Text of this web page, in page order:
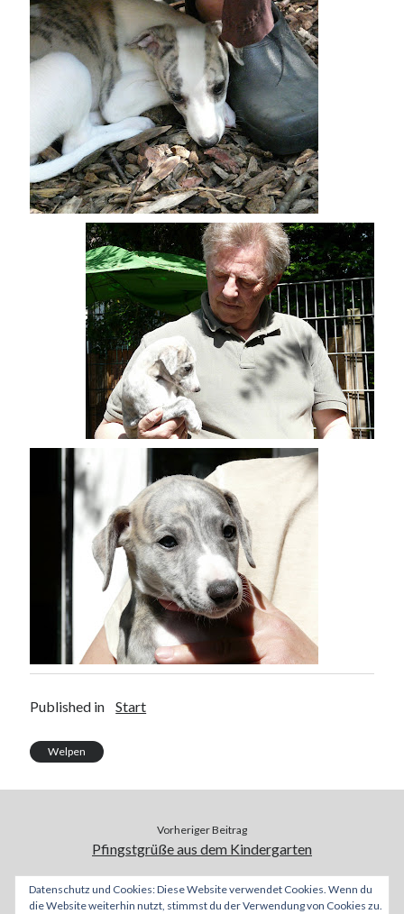
Published in Start
Welpen
Vorheriger Beitrag
Pfingstgrüße aus dem Kindergarten
Nächster Beitrag
Besuch von Sunnie
Datenschutz und Cookies: Diese Website verwendet Cookies. Wenn du
die Website weiterhin nutzt, stimmst du der Verwendung von Cookies zu.